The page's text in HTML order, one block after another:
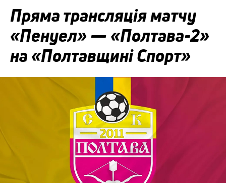
Пряма трансляція матчу
«Пенуел» — «Полтава-2»
на «Полтавщині Спорт»